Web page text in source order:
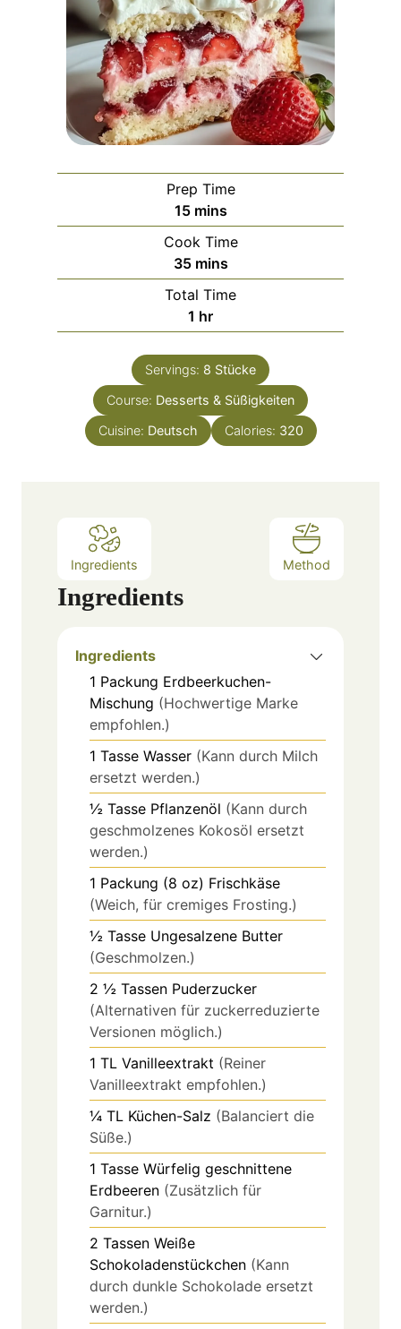
Prep Time
15m
i
n
u
t
e
s
mins
Cook Time
35m
i
n
u
e
mins
Total Time
1 h
o
u
r
hr
Servings: 8 Stücke
Course: Desserts & Süßigkeiten
Cuisine: Deutsch Calories: 320
Ingredients Method
Ingredients
Ingredients
1 Packung Erdbeerkuchen-
Mischung (Hochwertige Marke
empfohlen.)
1 Tasse Wasser (Kann durch Milch
ersetzt werden.)
½ Tasse Pflanzenöl (Kann durch
geschmolzenes Kokosöl ersetzt
werden.)
1 Packung (8 oz) Frischkäse
(Weich, für cremiges Frosting.)
½ Tasse Ungesalzene Butter
(Geschmolzen.)
2 ½ Tassen Puderzucker
(Alternativen für zuckerreduzierte
Versionen möglich.)
1 TL Vanilleextrakt (Reiner
Vanilleextrakt empfohlen.)
¼ TL Küchen-Salz (Balanciert die
Süße.)
1 Tasse Würfelig geschnittene
Erdbeeren (Zusätzlich für
Garnitur.)
2 Tassen Weiße
Schokoladenstückchen (Kann
durch dunkle Schokolade ersetzt
werden.)